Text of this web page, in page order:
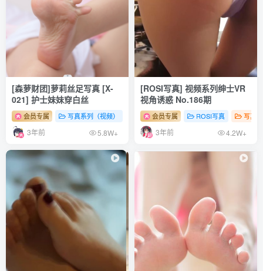
[森萝财团]萝莉丝足写真 [X-
021] 护士妹妹穿白丝
会员专属 写真系列（视频） 森罗财团 # 足控 # 丝袜 # 少女
3年前 5.8W+
[ROSI写真] 视频系列绅士VR
视角诱惑 No.186期
会员专属 ROSI写真 写真
3年前 4.2W+